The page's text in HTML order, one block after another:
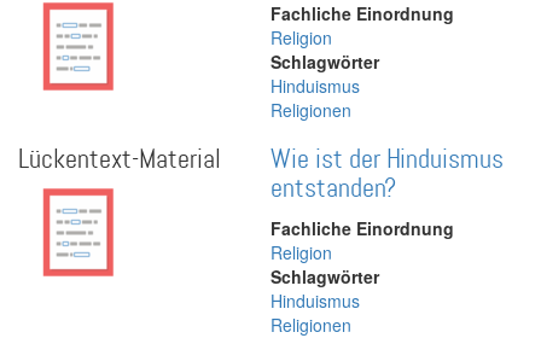
Fachliche Einordnung
Religion
Schlagwörter
Hinduismus
Religionen
Lückentext-Material
Wie ist der Hinduismus
entstanden?
Fachliche Einordnung
Religion
Schlagwörter
Hinduismus
Religionen